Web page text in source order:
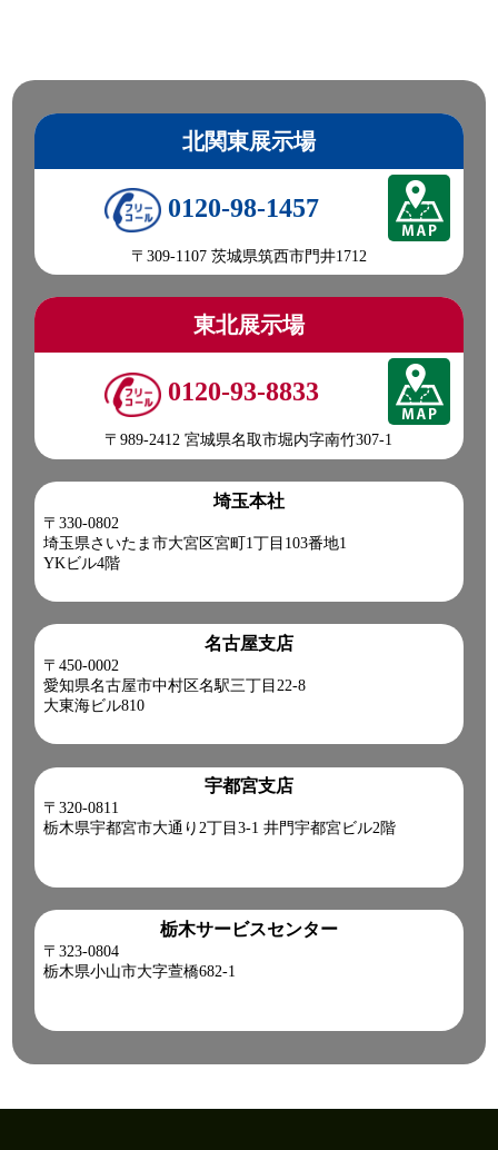
北関東展示場
0120-98-1457
〒309-1107 茨城県筑西市門井1712
東北展示場
0120-93-8833
〒989-2412 宮城県名取市堀内字南竹307-1
埼玉本社
〒330-0802
埼玉県さいたま市大宮区宮町1丁目103番地1
YKビル4階
名古屋支店
〒450-0002
愛知県名古屋市中村区名駅三丁目22-8
大東海ビル810
宇都宮支店
〒320-0811
栃木県宇都宮市大通り2丁目3-1 井門宇都宮ビル2階
栃木サービスセンター
〒323-0804
栃木県小山市大字萱橋682-1